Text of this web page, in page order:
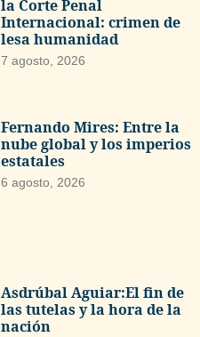
la Corte Penal
Internacional: crimen de
lesa humanidad
7 agosto, 2026
Fernando Mires: Entre la
nube global y los imperios
estatales
6 agosto, 2026
Asdrúbal Aguiar:El fin de
las tutelas y la hora de la
nación